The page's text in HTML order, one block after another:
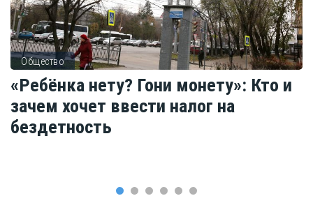
Общество
«Ребёнка нету? Гони монету»: Кто и
зачем хочет ввести налог на
бездетность